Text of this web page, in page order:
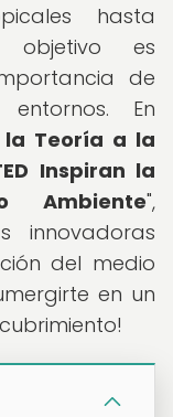
hasta
objetivo es
de
En
la Teoría a la
Inspiran la
Ambiente",
innovadoras
del medio
en un